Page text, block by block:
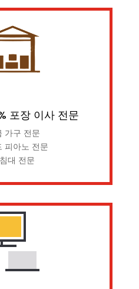
포장 이사 전문
가구 전문
피아노 전문
대 전문